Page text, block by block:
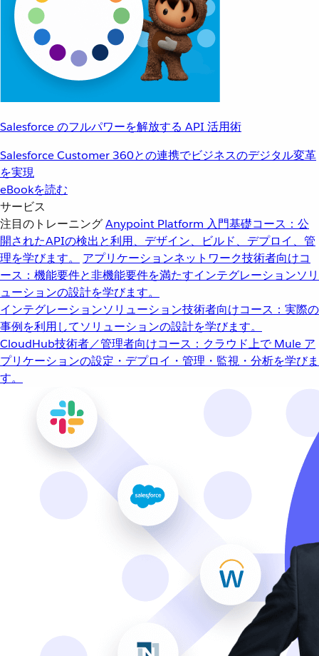
Salesforce のフルパワーを解放する API 活用術
Salesforce Customer 360との連携でビジネスのデジタル変革
を実現
eBookを読む
サービス
注目のトレーニングAnypoint Platform 入門基礎コース：公
開されたAPIの検出と利用、デザイン、ビルド、デプロイ、管
理を学びます。
アプリケーションネットワーク技術者向けコ
ース：機能要件と非機能要件を満たすインテグレーションソリ
ューションの設計を学びます。
インテグレーションソリューション技術者向けコース：実際の
事例を利用してソリューションの設計を学びます。
CloudHub技術者／管理者向けコース：クラウド上で Mule ア
プリケーションの設定・デプロイ・管理・監視・分析を学びま
す。